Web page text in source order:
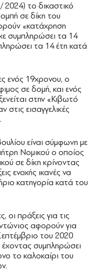
το δικαστικό
σε δίκη του
«κατάχρηση
συμπληρώσει τα 14
τα 14 έτη κατά
ενός 19χρονου, ο
σε δομή, και ενός
στην «Κιβωτό
στις εισαγγελικές
είναι σύμφωνη με
Νομικού ο οποίος
σε δίκη κρίνοντας
ενοχής ικανές να
κατηγορία κατά του
πράξεις για τις
αφορούν για
του 2020
συμπληρώσει
το καλοκαίρι του